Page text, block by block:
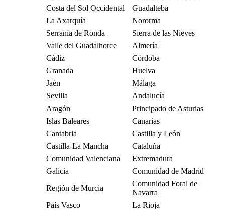
Costa del Sol Occidental
Guadalteba
La Axarquía
Nororma
Serranía de Ronda
Sierra de las Nieves
Valle del Guadalhorce
Almería
Cádiz
Córdoba
Granada
Huelva
Jaén
Málaga
Sevilla
Andalucía
Aragón
Principado de Asturias
Islas Baleares
Canarias
Cantabria
Castilla y León
Castilla-La Mancha
Cataluña
Comunidad Valenciana
Extremadura
Galicia
Comunidad de Madrid
Región de Murcia
Comunidad Foral de
Navarra
País Vasco
La Rioja